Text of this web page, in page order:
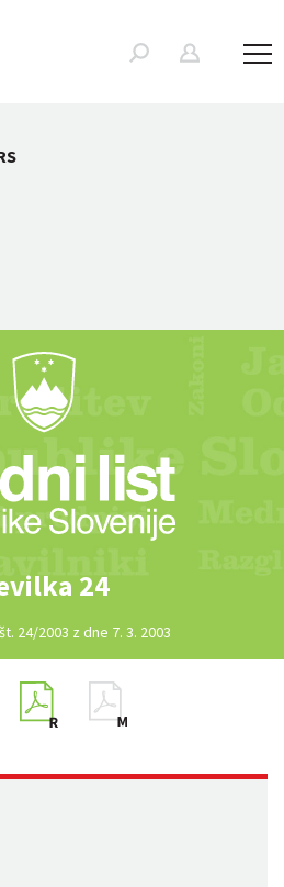
24
24/2003 z dne 7. 3. 2003